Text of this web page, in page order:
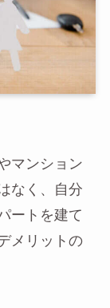
マンション
なく、自分
ートを建て
メリットの